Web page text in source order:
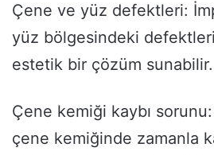
Çene ve yüz defektleri:
yüz bölgesindeki
estetik bir çözüm sunabilir.
Çene kemiği kaybı
çene kemiğinde zamanla